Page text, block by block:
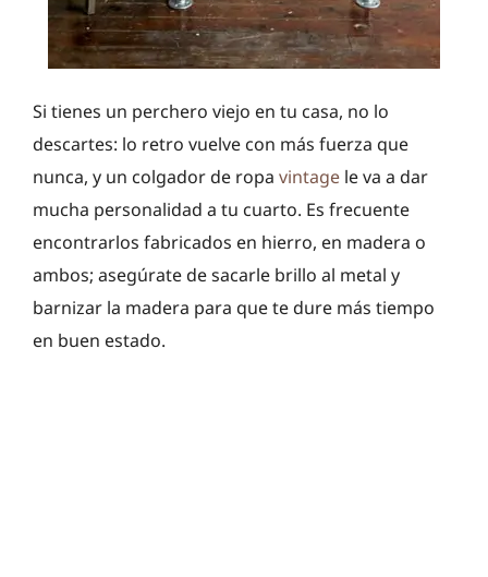
Si tienes un perchero viejo en tu casa, no lo
descartes: lo retro vuelve con más fuerza que
nunca, y un colgador de ropa vintage le va a dar
mucha personalidad a tu cuarto. Es frecuente
encontrarlos fabricados en hierro, en madera o
ambos; asegúrate de sacarle brillo al metal y
barnizar la madera para que te dure más tiempo
en buen estado.